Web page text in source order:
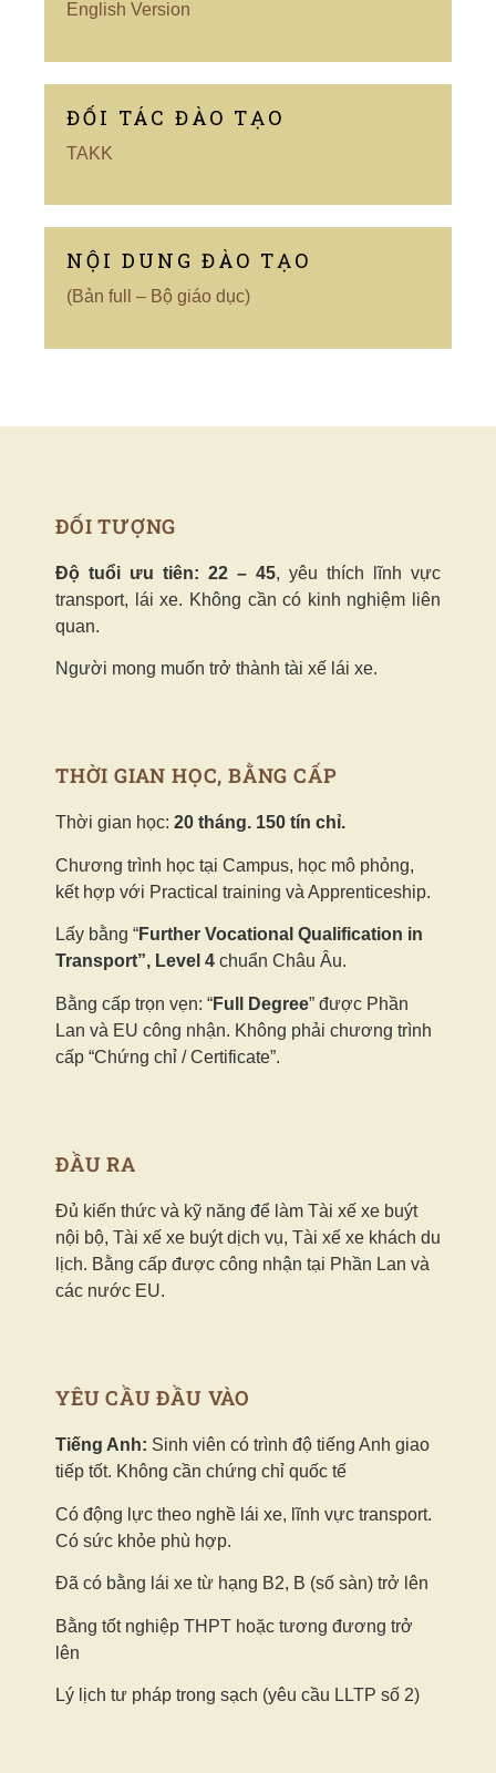
English Version
ĐỐI TÁC ĐÀO TẠO
TAKK
NỘI DUNG ĐÀO TẠO
(Bản full – Bộ giáo dục)
ĐỐI TƯỢNG
Độ tuổi ưu tiên: 22 – 45, yêu thích lĩnh vực
transport, lái xe. Không cần có kinh nghiệm liên
quan.
Người mong muốn trở thành tài xế lái xe.
THỜI GIAN HỌC, BẰNG CẤP
Thời gian học: 20 tháng. 150 tín chỉ.
Chương trình học tại Campus, học mô phỏng,
kết hợp với Practical training và Apprenticeship.
Lấy bằng “Further Vocational Qualification in
Transport”, Level 4 chuẩn Châu Âu.
Bằng cấp trọn vẹn: “Full Degree” được Phần
Lan và EU công nhận. Không phải chương trình
cấp “Chứng chỉ / Certificate”.
ĐẦU RA
Đủ kiến thức và kỹ năng để làm Tài xế xe buýt
nội bộ, Tài xế xe buýt dịch vụ, Tài xế xe khách du
lịch. Bằng cấp được công nhận tại Phần Lan và
các nước EU.
YÊU CẦU ĐẦU VÀO
Tiếng Anh: Sinh viên có trình độ tiếng Anh giao
tiếp tốt. Không cần chứng chỉ quốc tế
Có động lực theo nghề lái xe, lĩnh vực transport.
Có sức khỏe phù hợp.
Đã có bằng lái xe từ hạng B2, B (số sàn) trở lên
Bằng tốt nghiệp THPT hoặc tương đương trở
lên
Lý lịch tư pháp trong sạch (yêu cầu LLTP số 2)